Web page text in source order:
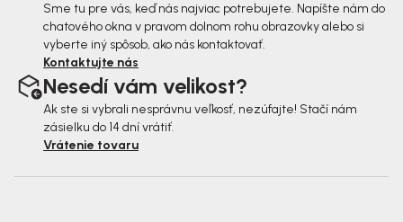
Sme tu pre vás, keď nás najviac potrebujete. Napíšte nám do
chatového okna v pravom dolnom rohu obrazovky alebo si
vyberte iný spôsob, ako nás kontaktovať.
Kontaktujte nás
Nesedí vám velikost?
Ak ste si vybrali nesprávnu veľkosť, nezúfajte! Stačí nám
zásielku do 14 dní vrátiť.
Vrátenie tovaru